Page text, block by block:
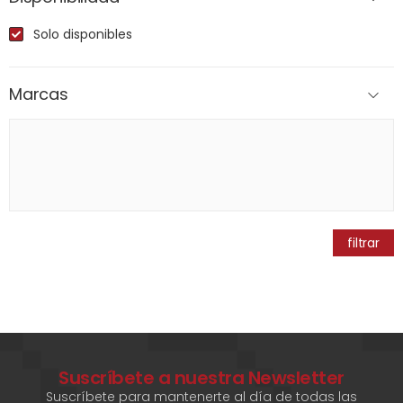
Solo disponibles
Marcas
filtrar
Suscríbete a nuestra Newsletter
Suscríbete para mantenerte al día de todas las